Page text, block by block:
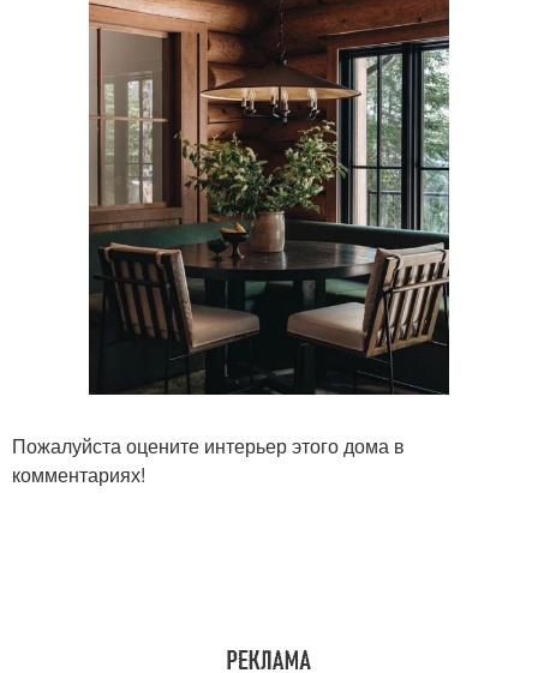
Пожалуйста оцените интерьер этого дома в
комментариях!